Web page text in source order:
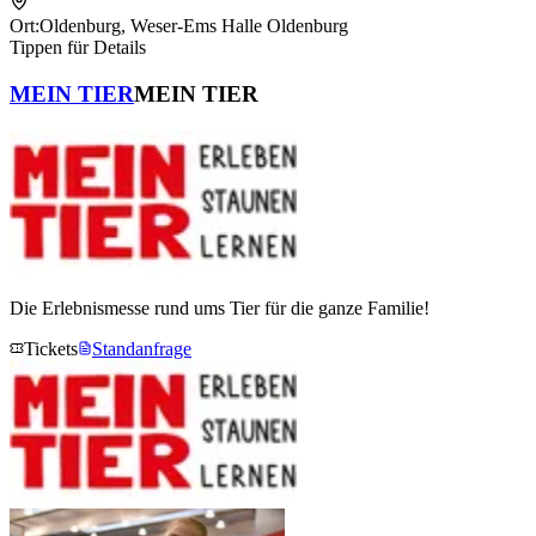
Betriebsfeste, Empfänge
Ort:Oldenburg, Weser-Ems Halle Oldenburg
Tippen für Details
MEIN TIERMEIN TIER
Die Erlebnismesse rund ums Tier für die ganze Familie!
Tickets
Standanfrage